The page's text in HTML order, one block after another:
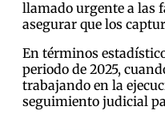
llamado urgente a las
asegurar que los
En términos
periodo de 2025,
trabajando en la
seguimiento judicial